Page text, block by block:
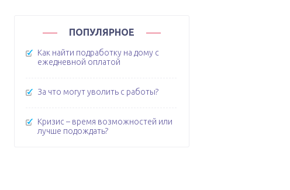
ПОПУЛЯРНОЕ
Как найти подработку на дому с
ежедневной оплатой
За что могут уволить с работы?
Кризис – время возможностей или
лучше подождать?